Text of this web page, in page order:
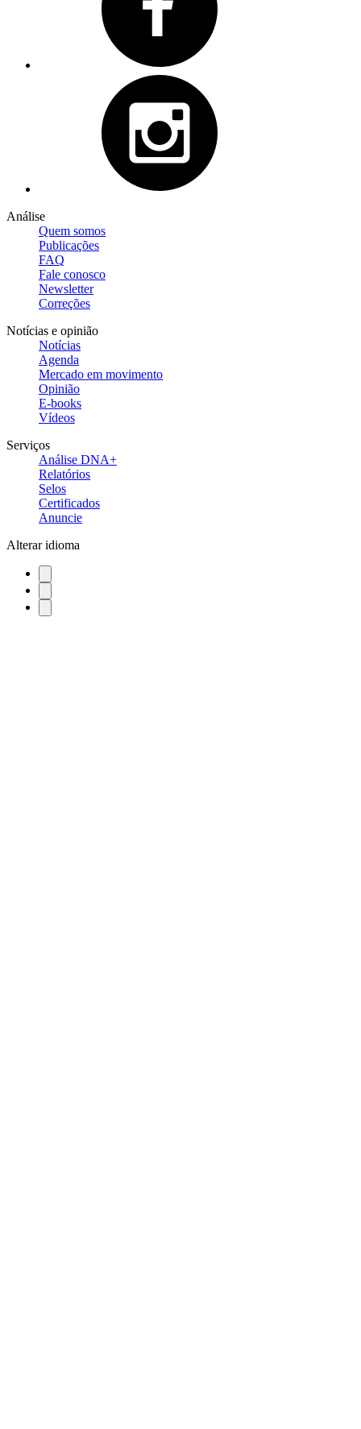
Análise
Quem somos
Publicações
FAQ
Fale conosco
Newsletter
Correções
Notícias e opinião
Notícias
Agenda
Mercado em movimento
Opinião
E-books
Vídeos
Serviços
Análise DNA+
Relatórios
Selos
Certificados
Anuncie
Alterar idioma